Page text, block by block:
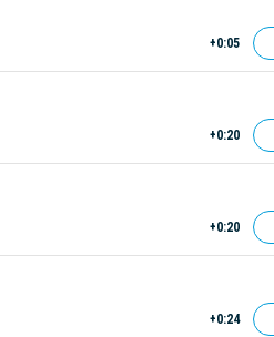
+0:05
+0:20
+0:20
+0:24